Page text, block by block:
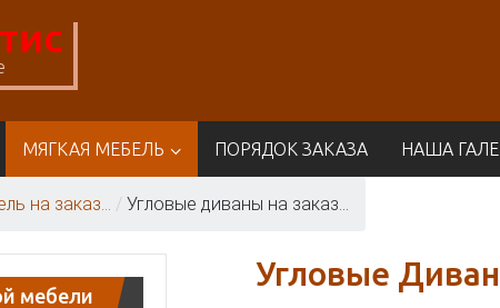
МЯГКАЯ МЕБЕЛЬ ПОРЯДОК ЗАКАЗА НАША
на заказ... / Угловые диваны на заказ...
Угловые
мебели